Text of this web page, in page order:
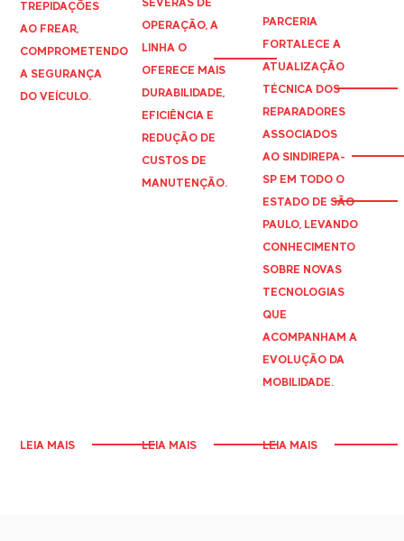
TREPIDAÇÕES
AO FREAR,
COMPROMETENDO
A SEGURANÇA
DO VEÍCULO.
LEIA MAIS
OPERAÇÃO, A
LINHA O
OFERECE MAIS
DURABILIDADE,
EFICIÊNCIA E
REDUÇÃO DE
CUSTOS DE
MANUTENÇÃO.
LEIA MAIS
PARCERIA
FORTALECE A
ATUALIZAÇÃO
TÉCNICA DOS
REPARADORES
ASSOCIADOS
AO SINDIREPA-
SP EM TODO O
ESTADO DE SÃO
PAULO, LEVANDO
CONHECIMENTO
SOBRE NOVAS
TECNOLOGIAS
QUE
ACOMPANHAM A
EVOLUÇÃO DA
MOBILIDADE.
LEIA MAIS